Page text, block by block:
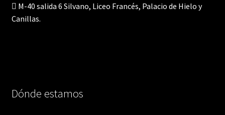
M-40 salida 6 Silvano, Liceo Francés, Palacio de Hielo y
Canillas.
Dónde estamos